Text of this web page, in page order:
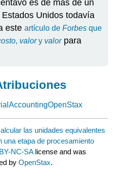
es de más de un
Unidos todavía
esteartículo deForbes que
, valory valorpara
las unidades equivalentes
una etapa de procesamiento
NC-SA license and was
byOpenStax.